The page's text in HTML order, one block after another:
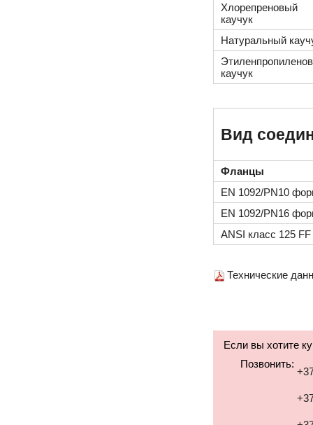
Хлорепреновый
каучук
Натуральный
каучук
Вид
Фланцы
EN 1092/PN10
EN 1092/PN16
ANSI класс 125 FF
Технические
Если вы хотите
Позвонить: